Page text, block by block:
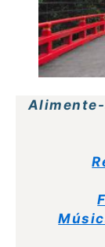
Alimente-